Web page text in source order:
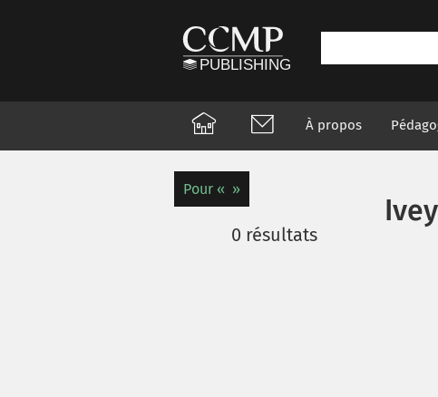
À propos
Pour
0 résultats